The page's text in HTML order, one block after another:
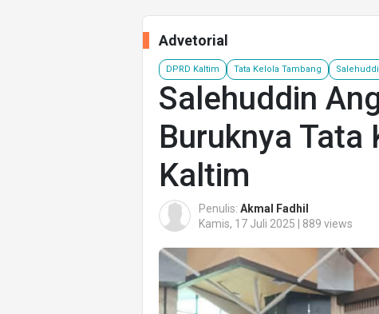
Advetorial
DPRD Kaltim Tata Kelola Tambang
Salehuddin
Buruknya Tata
Kaltim
Penulis: Akmal Fadhil
Kamis, 17 Juli 2025 | 889 views